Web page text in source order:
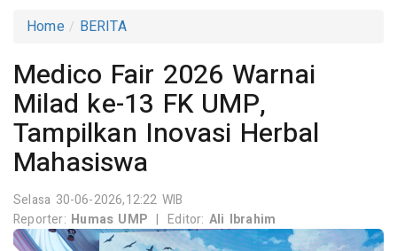
Home BERITA
Medico Fair 2026 Warnai
Milad ke-13 FK UMP,
Tampilkan Inovasi Herbal
Mahasiswa
Selasa 30-06-2026,12:22 WIB
Reporter: Humas UMP | Editor: Ali Ibrahim